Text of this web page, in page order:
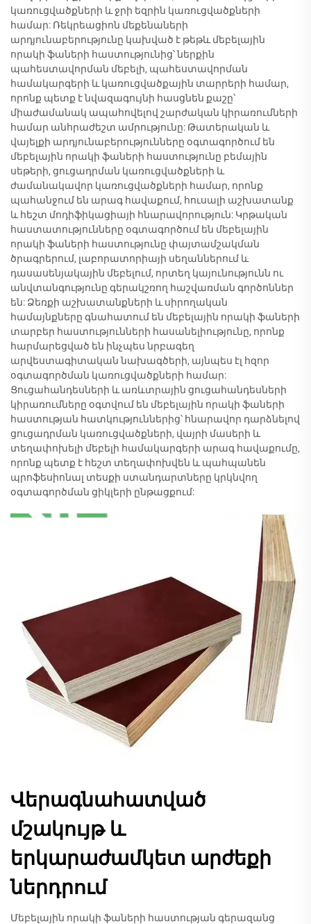
կառուցվածքների և ջրի եզրին կառուցվածքների
համար: Ռեկրեացիոն մեքենաների
արդյունաբերությունը կախված է թեթև մեբելային
որակի ֆաների հաստությունից՝ ներքին
պահեստավորման մեբելի, պահեստավորման
համակարգերի և կառուցվածքային տարրերի համար,
որոնք պետք է նվազագույնի հասցնեն քաշը՝
միաժամանակ ապահովելով շարժական կիրառումների
համար անհրաժեշտ ամրությունը: Թատերական և
վայելքի արդյունաբերությունները օգտագործում են
մեբելային որակի ֆաների հաստությունը բեմային
սեթերի, ցուցադրման կառուցվածքների և
ժամանակավոր կառուցվածքների համար, որոնք
պահանջում են արագ հավաքում, հուսալի աշխատանք
և հեշտ մոդիֆիկացիայի հնարավորություն: Կրթական
հաստատությունները օգտագործում են մեբելային
որակի ֆաների հաստությունը փայտամշակման
ծրագրերում, լաբորատորիայի սեղաններում և
դասասենյակային մեբելում, որտեղ կայունությունն ու
անվտանգությունը գերակշռող հաշվառման գործոններ
են: Ձեռքի աշխատանքների և սիրողական
համայնքները գնահատում են մեբելային որակի ֆաների
տարբեր հաստությունների հասանելիությունը, որոնք
հարմարեցված են ինչպես նրբագեղ
արվեստագիտական նախագծերի, այնպես էլ հզոր
օգտագործման կառուցվածքների համար:
Ցուցահանդեսների և առևտրային ցուցահանդեսների
կիրառումները օգտվում են մեբելային որակի ֆաների
հաստության հատկություններից՝ հնարավոր դարձնելով
ցուցադրման կառուցվածքների, վայրի մասերի և
տեղափոխելի մեբելի համակարգերի արագ հավաքումը,
որոնք պետք է հեշտ տեղափոխվեն և պահպանեն
պրոֆեսիոնալ տեսքի ստանդարտները կրկնվող
օգտագործման ցիկլերի ընթացքում:
Վերագնահատված
մշակույթ և
երկարաժամկետ արժեքի
ներդրում
Մեբելային որակի ֆաների հաստության գերազանց